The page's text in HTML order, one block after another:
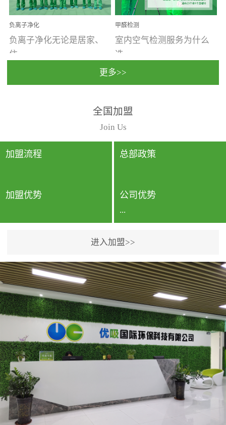
大量霉菌的...
些都是汽...
负离子净化
负离子净化无论是居家、
住...
动，人类长时间停留的室
内空间都有整体消毒的需
要。因为空间内人流携带
的、空气...
甲醛检测
室内空气检测服务为什么
选...
行国家规定的标准检测方
法，空气采样量准确，检
测结果可靠，远胜于其他
检测...
更多>>
全国加盟
Join Us
加盟流程 总部政策
加盟优势 公司优势
...
专利保护优势、双甲资质
企业（“室内环境净化治理
甲级施工资质”“室内环境
污染治理资质等级证
书”）、拥有多名高级《环
境工程高级工程师》室内
空气治理资格认证的治理
人员、掌握室内空气净化
治理实用技术和五项专利
技术、八项计算机软件著
作权登记证书等。研发实
进入加盟>>